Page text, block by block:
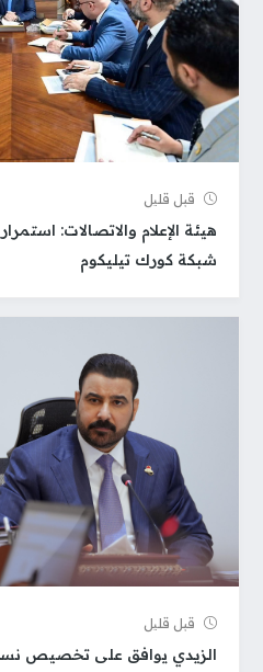
قبل قلیل
هيئة الإعلام والاتصالات:
شبكة كورك تيليكوم
قبل قلیل
الزيدي يوافق على تخصيص